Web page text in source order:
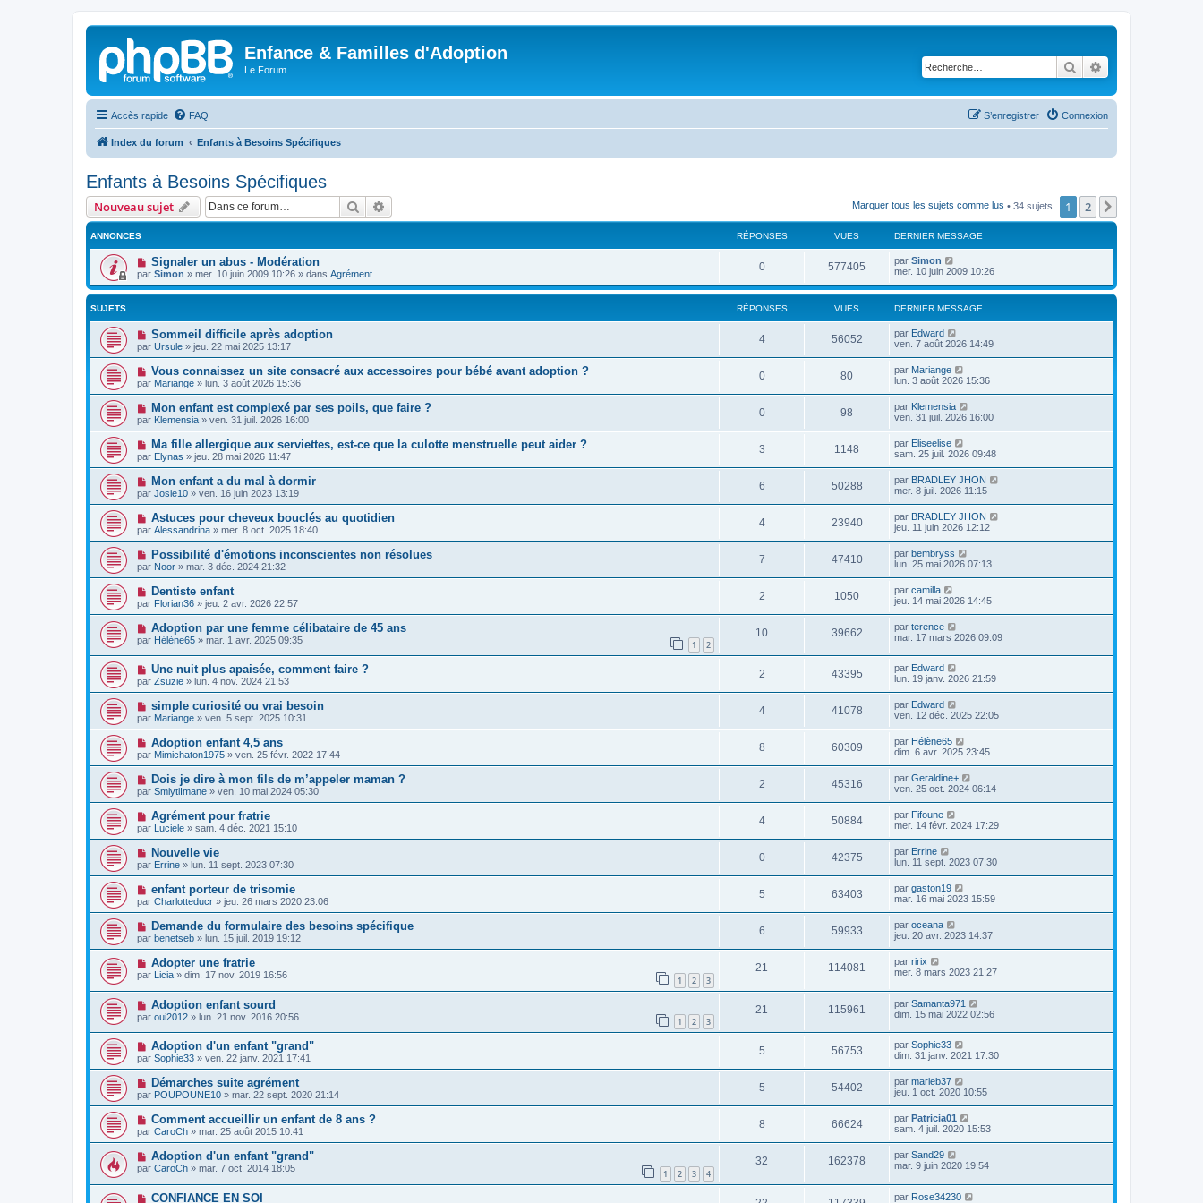
Enfance & Familles d'Adoption
Le Forum Rechercher
Accès rapide FAQ Connexion
S’enregistrer
Index du forum Enfants à Besoins Spécifiques
Enfants à Besoins Spécifiques
Nouveau sujet Rechercher Marquer tous les sujets comme lus • 34 sujets 1 2
ANNONCES RÉPONSES VUES DERNIER MESSAGE
Signaler un abus - Modération
par Simon » mer. 10 juin 2009 10:26 » dans Agrément
0 577405 par Simon
mer. 10 juin 2009 10:26
SUJETS RÉPONSES VUES DERNIER MESSAGE
Sommeil difficile après adoption
par Ursule » jeu. 22 mai 2025 13:17
4 56052 par Edward
ven. 7 août 2026 14:49
Vous connaissez un site consacré aux accessoires pour bébé avant adoption ?
par Mariange » lun. 3 août 2026 15:36
0 80 par Mariange
lun. 3 août 2026 15:36
Mon enfant est complexé par ses poils, que faire ?
par Klemensia » ven. 31 juil. 2026 16:00
0 98 par Klemensia
ven. 31 juil. 2026 16:00
Ma fille allergique aux serviettes, est-ce que la culotte menstruelle peut aider ?
par Elynas » jeu. 28 mai 2026 11:47
3 1148 par Eliseelise
sam. 25 juil. 2026 09:48
Mon enfant a du mal à dormir
par Josie10 » ven. 16 juin 2023 13:19
6 50288 par BRADLEY JHON
mer. 8 juil. 2026 11:15
Astuces pour cheveux bouclés au quotidien
par Alessandrina » mer. 8 oct. 2025 18:40
4 23940 par BRADLEY JHON
jeu. 11 juin 2026 12:12
Possibilité d'émotions inconscientes non résolues
par Noor » mar. 3 déc. 2024 21:32
7 47410 par bembryss
lun. 25 mai 2026 07:13
Dentiste enfant
par Florian36 » jeu. 2 avr. 2026 22:57
2 1050 par camilla
jeu. 14 mai 2026 14:45
Adoption par une femme célibataire de 45 ans
par Hélène65 » mar. 1 avr. 2025 09:35 1 2
10 39662 par terence
mar. 17 mars 2026 09:09
Une nuit plus apaisée, comment faire ?
par Zsuzie » lun. 4 nov. 2024 21:53
2 43395 par Edward
lun. 19 janv. 2026 21:59
simple curiosité ou vrai besoin
par Mariange » ven. 5 sept. 2025 10:31
4 41078 par Edward
ven. 12 déc. 2025 22:05
Adoption enfant 4,5 ans
par Mimichaton1975 » ven. 25 févr. 2022 17:44
8 60309 par Hélène65
dim. 6 avr. 2025 23:45
Dois je dire à mon fils de m’appeler maman ?
par SmiytiImane » ven. 10 mai 2024 05:30
2 45316 par Geraldine+
ven. 25 oct. 2024 06:14
Agrément pour fratrie
par Luciele » sam. 4 déc. 2021 15:10
4 50884 par Fifoune
mer. 14 févr. 2024 17:29
Nouvelle vie
par Errine » lun. 11 sept. 2023 07:30
0 42375 par Errine
lun. 11 sept. 2023 07:30
enfant porteur de trisomie
par Charlotteducr » jeu. 26 mars 2020 23:06
5 63403 par gaston19
mar. 16 mai 2023 15:59
Demande du formulaire des besoins spécifique
par benetseb » lun. 15 juil. 2019 19:12
6 59933 par oceana
jeu. 20 avr. 2023 14:37
Adopter une fratrie
par Licia » dim. 17 nov. 2019 16:56 1 2 3
21 114081 par ririx
mer. 8 mars 2023 21:27
Adoption enfant sourd
par oui2012 » lun. 21 nov. 2016 20:56 1 2 3
21 115961 par Samanta971
dim. 15 mai 2022 02:56
Adoption d'un enfant "grand"
par Sophie33 » ven. 22 janv. 2021 17:41
5 56753 par Sophie33
dim. 31 janv. 2021 17:30
Démarches suite agrément
par POUPOUNE10 » mar. 22 sept. 2020 21:14
5 54402 par marieb37
jeu. 1 oct. 2020 10:55
Comment accueillir un enfant de 8 ans ?
par CaroCh » mar. 25 août 2015 10:41
8 66624 par Patricia01
sam. 4 juil. 2020 15:53
Adoption d'un enfant "grand"
par CaroCh » mar. 7 oct. 2014 18:05 1 2 3 4
32 162378 par Sand29
mar. 9 juin 2020 19:54
CONFIANCE EN SOI par Rose34230